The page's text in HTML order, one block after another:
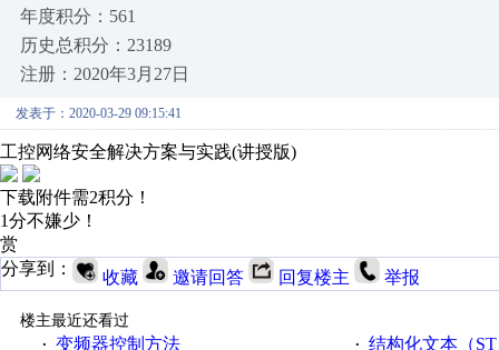
年度积分：561
历史总积分：23189
注册：2020年3月27日
发表于：2020-03-29 09:15:41
工控网络安全解决方案与实践(讲授版)
下载附件需2积分！
1分不嫌少！
赏
分享到：
收藏 邀请回答 回复楼主 举报
楼主最近还看过
· 变频器控制方法 · 结构化文本（ST）写的